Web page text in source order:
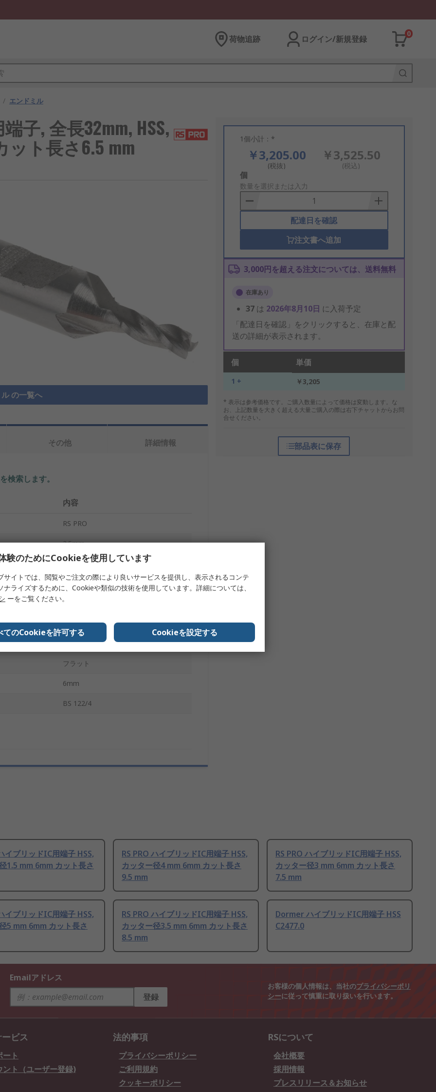
荷物追跡 ログイン/新規登録
0
/ エンドミル
子, 全長32mm, HSS,
ット長さ6.5 mm
の一覧へ
1個小計：*
￥3,205.00
(税抜)
￥3,525.50
(税込)
Add
to
Basket
個
数量を選択または入力
配達日を確認
注文書へ追加
3,000円を超える注文については、送料無料
在庫あり
37 は 2026年8月10日 に入荷予定
「配達日を確認」をクリックすると、在庫と配
送の詳細が表示されます。
個 単価
1 + ￥3,205
* 表示は参考価格です。ご購入数量によって価格は変動します。な
お、上記数量を大きく超える大量ご購入の際は右下チャットからお問
合せください。
部品表に保存
その他 詳細情報
検索します。
内容
RS PRO
2.5mm
ハイブリッドIC用端子
6.5mm
3
HSS
32mm
フラット
6mm
BS 122/4
イブリッドIC用端子 HSS,
1.5 mm 6mm カット長さ
RS PRO ハイブリッドIC用端子 HSS,
カッター径4 mm 6mm カット長さ
9.5 mm
RS PRO ハイブリッドIC用端子 HSS,
カッター径3 mm 6mm カット長さ
7.5 mm
イブリッドIC用端子 HSS,
5 mm 6mm カット長さ
RS PRO ハイブリッドIC用端子 HSS,
カッター径3.5 mm 6mm カット長さ
8.5 mm
Dormer ハイブリッドIC用端子 HSS
C2477.0
Emailアドレス
登録
お客様の個人情報は、当社のプライバシーポリ
シーに従って慎重に取り扱いを行います。
ビス
ト
ント（ユーザー登録)
法的事項
プライバシーポリシー
ご利用規約
クッキーポリシー
RSについて
会社概要
採用情報
プレスリリース＆お知らせ
験のためにCookieを使用しています
サイトでは、閲覧やご注文の際により良いサービスを提供し、表示されるコンテ
ナライズするために、Cookieや類似の技術を使用しています。詳細については、
ーをご覧ください。
てのCookieを許可する Cookieを設定する